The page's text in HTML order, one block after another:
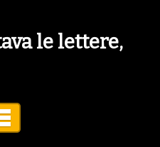
le lettere,